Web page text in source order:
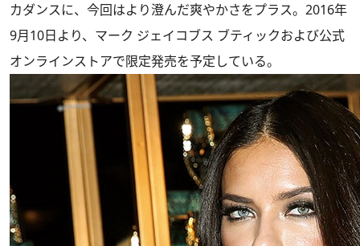
カダンスに、今回はより澄んだ爽やかさをプラス。2016年
9月10日より、マーク ジェイコブス ブティックおよび公式
オンラインストアで限定発売を予定している。